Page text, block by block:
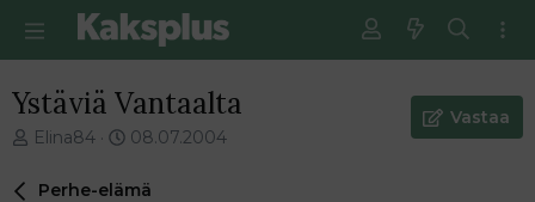
Ystäviä Vantaalta
V
e
Elina84
E
s
08.07.2004
Vastaa
Perhe-elämä